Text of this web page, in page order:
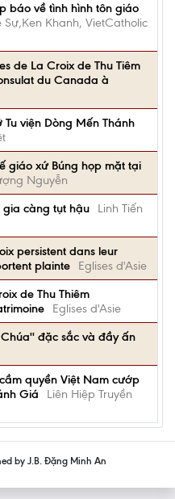
báo về tình hình tôn giáo
Sự,Ken Khanh, VietCatholic
de La Croix de Thu Tiêm
du Canada à
viện Dòng Mến Thánh
giáo xứ Búng họp mặt tại
Nguyễn
càng tụt hậu
Linh Tiến
persistent dans leur
plainte
Eglises d'Asie
de Thu Thiêm
Eglises d'Asie
đặc sắc và đầy ấn
quyền Việt Nam cướp
Giá
Liên Hiệp Truyền
by J.B. Đặng Minh An